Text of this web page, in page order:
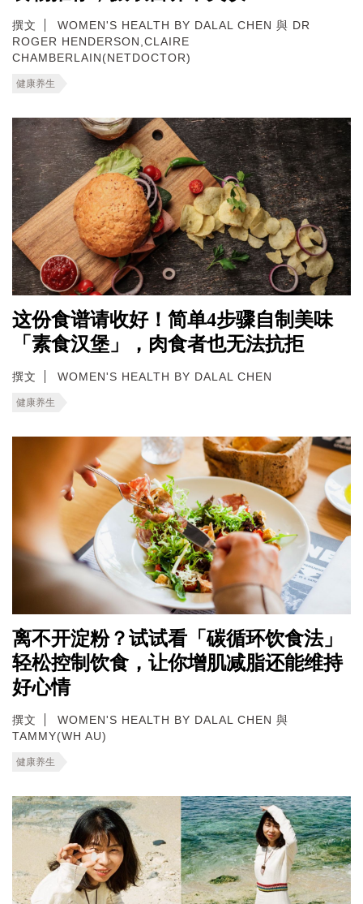
撰文
WOMEN'S HEALTH BY DALAL CHEN 與 DR
ROGER HENDERSON,CLAIRE
CHAMBERLAIN(NETDOCTOR)
健康养生
这份食谱请收好！简单4步骤自制美味
「素食汉堡」，肉食者也无法抗拒
撰文 WOMEN'S HEALTH BY DALAL CHEN
健康养生
离不开淀粉？试试看「碳循环饮食法」
轻松控制饮食，让你增肌减脂还能维持
好心情
撰文
WOMEN'S HEALTH BY DALAL CHEN 與
TAMMY(WH AU)
健康养生